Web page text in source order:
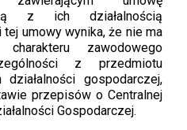
z ich działalnością
umowy wynika, że nie ma
zawodowego
z przedmiotu
gospodarczej,
przepisów o Centralnej
Gospodarczej.